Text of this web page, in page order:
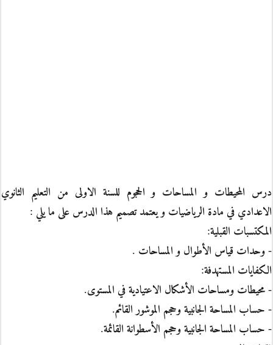
درس المحيطات و المساحات و الحجوم للسنة الاولى من التعليم الثانوي
الاعدادي في مادة الرياضيات و يعتمد تصميم هذا الدرس على ما يلي :
المكتسبات القبلية:
- وحدات قياس الأطوال و المساحات .
الكفايات المستهدفة:
- محيطات ومساحات الأشكال الاعتيادية في المستوى.
- حساب المساحة الجانبية وحجم الموشور القائم.
- حساب المساحة الجانبية وحجم الأسطوانة القائمة.